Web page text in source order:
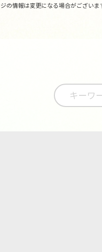
情報は変更になる場合がございま